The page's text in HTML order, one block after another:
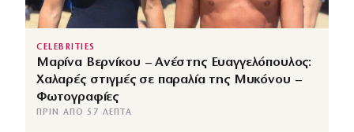
CELEBRITIES
Μαρίνα Βερνίκου – Ανέστης Ευαγγελόπουλος:
Χαλαρές στιγμές σε παραλία της Μυκόνου –
Φωτογραφίες
ΠΡΙΝ ΑΠΌ 57 ΛΕΠΤΆ